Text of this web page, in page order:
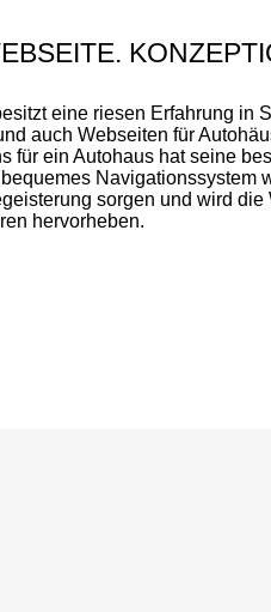
eine riesen Erfahrung in
auch Webseiten für
für ein Autohaus hat seine
Navigationssystem
sorgen und wird
hervorheben.